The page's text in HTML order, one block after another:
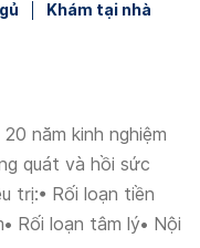
Khám tại nhà
năm kinh nghiệm
quát và hồi sức
trị:• Rối loạn tiền
Rối loạn tâm lý• Nội